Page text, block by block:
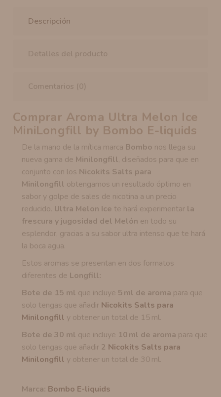
Descripción
Detalles del producto
Comentarios (0)
Comprar Aroma Ultra Melon Ice
MiniLongfill by Bombo E-liquids
De la mano de la mítica marca Bombo nos llega su
nueva gama de Minilongfill, diseñados para que en
conjunto con los Nicokits Salts para
Minilongfill obtengamos un resultado óptimo en
sabor y golpe de sales de nicotina a un precio
reducido. Ultra Melon Ice te hará experimentar la
frescura y jugosidad del Melón en todo su
esplendor, gracias a su sabor ultra intenso que te hará
la boca agua.
Estos aromas se presentan en dos formatos
diferentes de Longfill:
Bote de 15 ml que incluye 5 ml de aroma para que
solo tengas que añadir Nicokits Salts para
Minilongfill y obtener un total de 15 ml.
Bote de 30 ml que incluye 10 ml de aroma para que
solo tengas que añadir 2 Nicokits Salts para
Minilongfill y obtener un total de 30 ml.
Marca: Bombo E-liquids